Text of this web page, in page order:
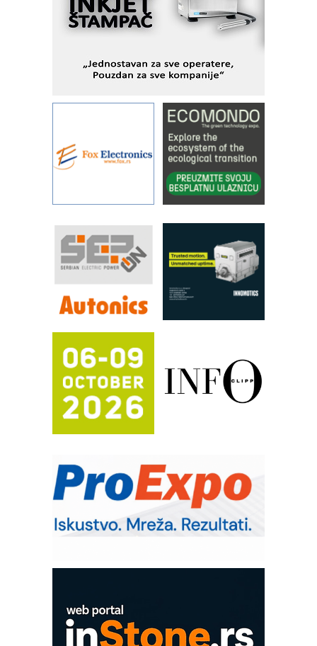
podešavanje u proizvodnji prototipova
KIP KOP – napredna rešenja za
objekte
Alba d.o.o. – 35 godina preciznosti u
IBeRTIM - oprema za ispitivanje
kontrole kvaliteta
STAUFF – Komponente koje
povećavaju pouzdanost hidrauličkih
pouzdanost u transferu fluida
Filtration Group Industrial – Napredna
rešenja za filtraciju u hidrauličkim i
procesnim sistemima
RILINEX kompanije Rittal
FANUC: Najbolje za vašu pametnu
Efikasno upravljanje energijom
Automatizacija pakovanja · Display
(Shelf-Ready) omotnice
Potpuna efikasnost bez složenih
sistema
Trajna oznaka kao dugoročna korist
IB BLUMENAUER - više od 40 godina
poverenja u industriji
RMQ-TITAN ADVANCED INDICATOR
– Pametna signalizacija za efikasnije
upravljanje mašinama
era CNC merenja
Proizvodnja iC7 Hybrid 1500 VDC
mrežnog pretvarača sa tečnim
hlađenjem